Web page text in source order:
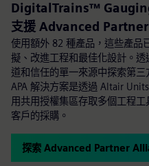
DigitalTrains™
支援 Advanced
使用額外 82 種產品，這些產品
擬、改進工程和最佳化設計。
道和信任的單一來源中探索第三
APA 解決方案是透過 Altair
用共用授權集區存取多個工程
客戶的採購。
探索 Advanced Partner